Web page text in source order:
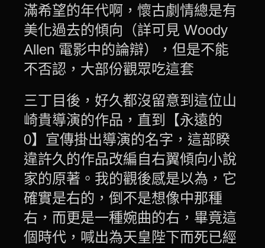
滿希望的年代啊，懷古劇情總是有
美化過去的傾向（詳可見 Woody
Allen 電影中的論辯），但是不能
不否認，大部份觀眾吃這套
三丁目後，好久都沒留意到這位山
崎貴導演的作品，直到【永遠的
0】宣傳掛出導演的名字，這部睽
違許久的作品改編自右翼傾向小說
家的原著。我的觀後感是以為，它
確實是右的，倒不是想像中那種
右，而更是一種婉曲的右，畢竟這
個時代，喊出為天皇陛下而死已經